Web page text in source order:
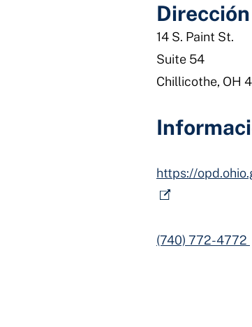
Dirección
14 S. Paint St.
Suite 54
Chillicothe, OH
https://
(740) 772-4772